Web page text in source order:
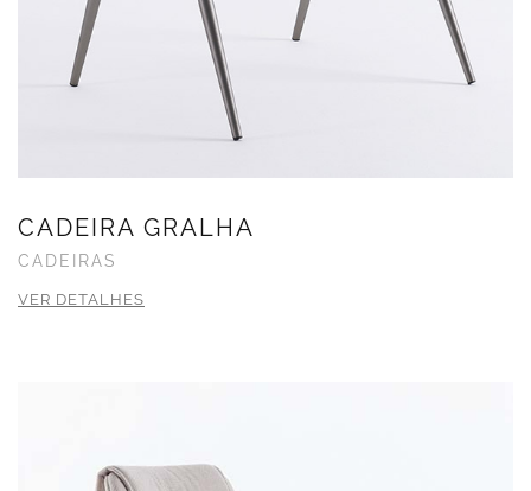
CADEIRA GRALHA
CADEIRAS
VER DETALHES